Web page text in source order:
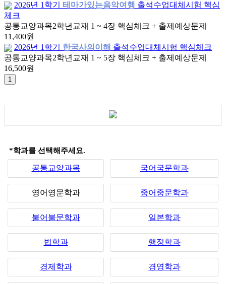
2026년 1학기
테마가있는음악여행 출석수업대체시험 핵심
체크
공통교양과목2학년 교재 1 ~ 4장 핵심체크 + 출제예상문제
11,400원
2026년 1학기
한국사의이해 출석수업대체시험 핵심체크
공통교양과목2학년 교재 1 ~ 5장 핵심체크 + 출제예상문제
16,500원
*학과를 선택해주세요.
공통교양과목 국어국문학과
영어영문학과 중어중문학과
불어불문학과 일본학과
법학과 행정학과
경제학과 경영학과